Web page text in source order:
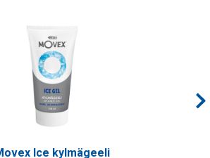
Ice kylmägeeli